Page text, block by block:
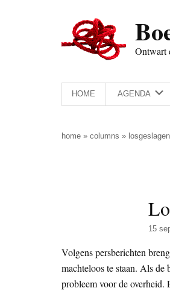
Ontwart
HOME AGENDA
home » columns »
15
Volgens persberichten
machteloos te staan. Als de
probleem voor de overheid.